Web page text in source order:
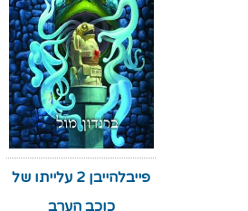
פייבלהייבן 2 עלייתו של
כוכב הערב